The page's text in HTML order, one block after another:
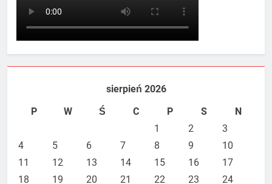
sierpień 2026
P
W Ś C P S
N
1
2
3
4
5 6 7 8 9
10
11
12 13 14 15 16
17
18
19 20 21 22 23 24